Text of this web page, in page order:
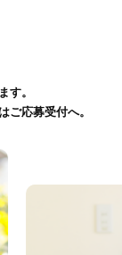
す。
ご応募受付へ。